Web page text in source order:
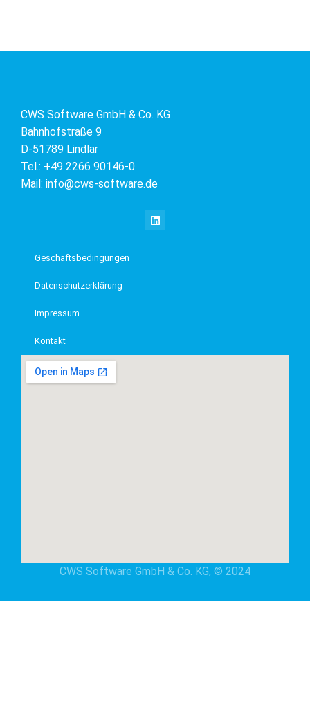
CWS Software GmbH & Co. KG
Bahnhofstraße 9
D-51789 Lindlar
Tel.: +49 2266 90146-0
Mail: info@cws-software.de
L
i
Geschäftsbedingungen
Datenschutzerklärung
Impressum
Kontakt
CWS Software GmbH & Co. KG, © 2024